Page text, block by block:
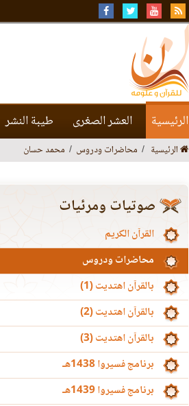
الرئيسية العشر الصغرى طيبة النشر
الرئيسية محاضرات ودروس محمد حسان
صوتيات ومرئيات
القرآن الكريم
محاضرات ودروس
بالقرآن اهتديت (1)
بالقرآن اهتديت (2)
بالقرآن اهتديت (3)
برنامج فسيروا 1438هـ
برنامج فسيروا 1439هـ